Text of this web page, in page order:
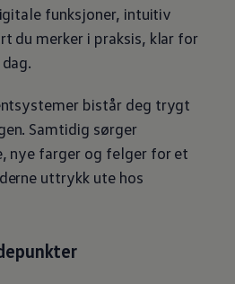
funksjoner, intuitiv
du merker i praksis, klar for
bistår deg trygt
Samtidig sørger
nye farger og felger for et
uttrykk ute hos